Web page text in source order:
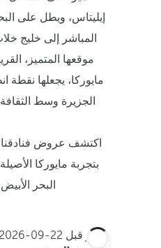
إيليتاس، ويطل على
المباشر إلى خليج
موقعها المتميز،
مايوركا، يجعلها نقطة
الجزيرة وسط
اكتشف عروض فنادقنا
بتجربة مايوركا
البحر
احجز قبل 22-09-2026